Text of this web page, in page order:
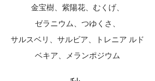
金宝樹、紫陽花、むくげ、
ゼラニウム、つゆくさ、
サルスベリ、サルビア、
トレニア ルド
ベキア、
メランポジウム